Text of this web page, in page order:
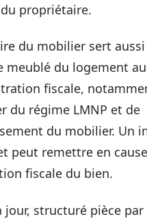
propriétaire.
du mobilier sert
meublé du logement
fiscale,
du régime LMNP et de
du mobilier. Un
peut remettre en
fiscale du bien.
jour, structuré pièce par